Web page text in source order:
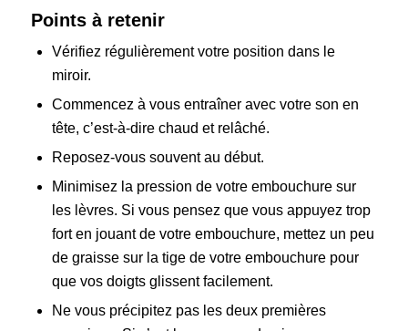
Points à retenir
Vérifiez régulièrement votre position dans le
miroir.
Commencez à vous entraîner avec votre son en
tête, c’est-à-dire chaud et relâché.
Reposez-vous souvent au début.
Minimisez la pression de votre embouchure sur
les lèvres. Si vous pensez que vous appuyez trop
fort en jouant de votre embouchure, mettez un peu
de graisse sur la tige de votre embouchure pour
que vos doigts glissent facilement.
Ne vous précipitez pas les deux premières